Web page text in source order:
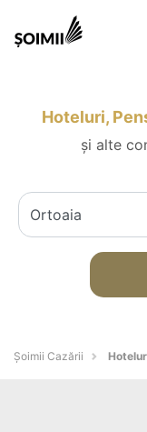
Hoteluri,
și alte
Șoimii Cazării